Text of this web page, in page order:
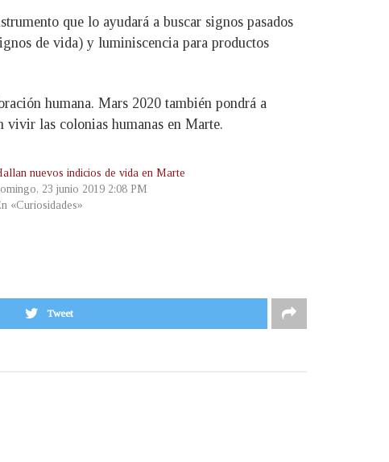
que lo ayudará a buscar signos pasados
de vida) y luminiscencia para productos
humana. Mars 2020 también pondrá a
las colonias humanas en Marte.
nuevos indicios de vida en Marte
23 junio 2019 2:08 PM
«Curiosidades»
Tweet